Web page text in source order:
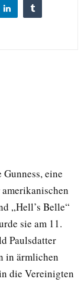
eine
„Hell’s Belle“
sie am 11.
Paulsdatter
in ärmlichen
die Vereinigten